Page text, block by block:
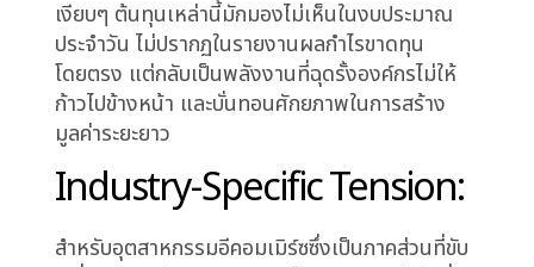
การตัดสินใจกลับไม่ได้เพิ่มขึ้นตามสัดส่วน ความไม่
แน่ใจและความลังเลที่จะดำเนินการยังคงเป็นเงา
ตามหลอกหลอนผู้บริหารหลายท่าน
ความลังเลมักถูกเข้าใจผิดว่าเป็นความรอบคอบ
เป็นการกระทำที่ปลอดภัยเพื่อหลีกเลี่ยงข้อผิดพลาด
การเลื่อนการตัดสินใจออกไปดูเหมือนจะช่วยซื้อเวลา
ให้เราได้วิเคราะห์ข้อมูลเพิ่มเติม หรือรอให้
สถานการณ์คลี่คลาย ทว่าในบริบทเชิงกลยุทธ์ การไม่